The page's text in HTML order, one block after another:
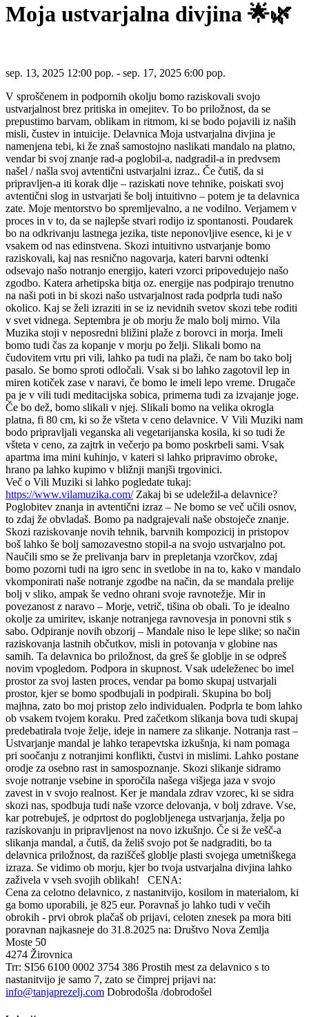
Moja ustvarjalna divjina 🌟🌿
sep. 13, 2025 12:00 pop. - sep. 17, 2025 6:00 pop.
V sproščenem in podpornih okolju bomo raziskovali svojo
ustvarjalnost brez pritiska in omejitev. To bo priložnost, da se
prepustimo barvam, oblikam in ritmom, ki se bodo pojavili iz naših
misli, čustev in intuicije. Delavnica Moja ustvarjalna divjina je
namenjena tebi, ki že znaš samostojno naslikati mandalo na platno,
vendar bi svoj znanje rad-a poglobil-a, nadgradil-a in predvsem
našel / našla svoj avtentični ustvarjalni izraz.. Če čutiš, da si
pripravljen-a iti korak dlje – raziskati nove tehnike, poiskati svoj
avtentični slog in ustvarjati še bolj intuitivno – potem je ta delavnica
zate. Moje mentorstvo bo spremljevalno, a ne vodilno. Verjamem v
proces in v to, da se najlepše stvari rodijo iz spontanosti. Poudarek
bo na odkrivanju lastnega jezika, tiste neponovljive esence, ki je v
vsakem od nas edinstvena. Skozi intuitivno ustvarjanje bomo
raziskovali, kaj nas resnično nagovarja, kateri barvni odtenki
odsevajo našo notranjo energijo, kateri vzorci pripovedujejo našo
zgodbo. Katera arhetipska bitja oz. energije nas podpirajo trenutno
na naši poti in bi skozi našo ustvarjalnost rada podprla tudi našo
okolico. Kaj se želi izraziti in se iz nevidnih svetov skozi tebe roditi
v svet vidnega. Septembra je ob morju že malo bolj mirno. Vila
Muzika stoji v neposredni bližini plaže z borovci in morja. Imeli
bomo tudi čas za kopanje v morju po želji. Slikali bomo na
čudovitem vrtu pri vili, lahko pa tudi na plaži, če nam bo tako bolj
pasalo. Se bomo sproti odločali. Vsak si bo lahko zagotovil lep in
miren kotiček zase v naravi, če bomo le imeli lepo vreme. Drugače
pa je v vili tudi meditacijska sobica, primerna tudi za izvajanje joge.
Če bo dež, bomo slikali v njej. Slikali bomo na velika okrogla
platna, fi 80 cm, ki so že všteta v ceno delavnice. V Vili Muziki nam
bodo pripravljali veganska ali vegetarijanska kosila, ki so tudi že
všteta v ceno, za zajtrk in večerjo pa bomo poskrbeli sami. Vsak
apartma ima mini kuhinjo, v kateri si lahko pripravimo obroke,
hrano pa lahko kupimo v bližnji manjši trgovinici.
Več o Vili Muziki si lahko pogledate tukaj:
https://www.vilamuzika.com/ Zakaj bi se udeležil-a delavnice?
Poglobitev znanja in avtentični izraz – Ne bomo se več učili osnov,
to zdaj že obvladaš. Bomo pa nadgrajevali naše obstoječe znanje.
Skozi raziskovanje novih tehnik, barvnih kompozicij in pristopov
boš lahko še bolj samozavestno stopil-a na svojo ustvarjalno pot.
Naučili smo se že prelivanja barv in prepletanja vzorčkov, zdaj
bomo pozorni tudi na igro senc in svetlobe in na to, kako v mandalo
vkomponirati naše notranje zgodbe na način, da se mandala prelije
bolj v sliko, ampak še vedno ohrani svoje ravnotežje. Mir in
povezanost z naravo – Morje, vetrič, tišina ob obali. To je idealno
okolje za umiritev, iskanje notranjega ravnovesja in ponovni stik s
sabo. Odpiranje novih obzorij – Mandale niso le lepe slike; so način
raziskovanja lastnih občutkov, misli in potovanja v globine nas
samih. Ta delavnica bo priložnost, da greš še globlje in se odpreš
novim vpogledom. Podpora in skupnost. Vsak udeleženec bo imel
prostor za svoj lasten proces, vendar pa bomo skupaj ustvarjali
prostor, kjer se bomo spodbujali in podpirali. Skupina bo bolj
majhna, zato bo moj pristop zelo individualen. Podprla te bom lahko
ob vsakem tvojem koraku. Pred začetkom slikanja bova tudi skupaj
predebatirala tvoje želje, ideje in namere za slikanje. Notranja rast –
Ustvarjanje mandal je lahko terapevtska izkušnja, ki nam pomaga
pri soočanju z notranjimi konflikti, čustvi in mislimi. Lahko postane
orodje za osebno rast in samospoznanje. Skozi slikanje sidramo
svoje notranje vsebine in sporočila našega višjega jaza v svojo
zavest in v svojo realnost. Ker je mandala zdrav vzorec, ki se sidra
skozi nas, spodbuja tudi naše vzorce delovanja, v bolj zdrave. Vse,
kar potrebuješ, je odprtost do poglobljenega ustvarjanja, želja po
raziskovanju in pripravljenost na novo izkušnjo. Če si že vešč-a
slikanja mandal, a čutiš, da želiš svojo pot še nadgraditi, bo ta
delavnica priložnost, da raziščeš globlje plasti svojega umetniškega
izraza. Se vidimo ob morju, kjer bo tvoja ustvarjalna divjina lahko
zaživela v vseh svojih oblikah!
CENA:
Cena za celotno delavnico, z nastanitvijo, kosilom in materialom, ki
ga bomo uporabili, je 825 eur. Poravnaš jo lahko tudi v večih
obrokih - prvi obrok plačaš ob prijavi, celoten znesek pa mora biti
poravnan najkasneje do 31.8.2025 na: Društvo Nova Zemlja
Moste 50
4274 Žirovnica
Trr: SI56 6100 0002 3754 386 Prostih mest za delavnico s to
nastanitvijo je samo 7, zato se čimprej prijavi na:
info@tanjaprezelj.com Dobrodošla /dobrodošel